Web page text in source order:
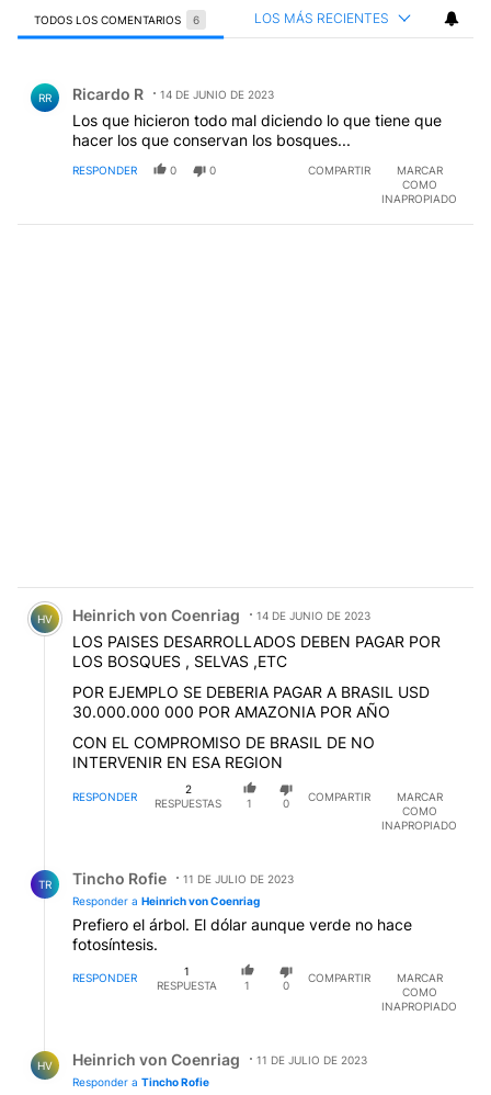
TODOS LOS COMENTARIOS 6 LOS MÁS RECIENTES
RR Ricardo R 14 DE JUNIO DE 2023
Los que hicieron todo mal diciendo lo que tiene que
hacer los que conservan los bosques...
RESPONDER 0 0 COMPARTIR
MARCAR
COMO
INAPROPIADO
Comentario de Heinrich von Coenriag.
HV Heinrich von Coenriag 14 DE JUNIO DE 2023
LOS PAISES DESARROLLADOS DEBEN PAGAR POR
LOS BOSQUES , SELVAS ,ETC
POR EJEMPLO SE DEBERIA PAGAR A BRASIL USD
30.000.000 000 POR AMAZONIA POR AÑO
CON EL COMPROMISO DE BRASIL DE NO
INTERVENIR EN ESA REGION
RESPONDER
2
RESPUESTAS
1 0
COMPARTIR
MARCAR
COMO
INAPROPIADO
TR Tincho Rofie
11 DE JULIO DE 2023
Responder a Heinrich von Coenriag
Prefiero el árbol. El dólar aunque verde no hace
fotosíntesis.
RESPONDER
1
RESPUESTA
1 0
COMPARTIR
MARCAR
COMO
INAPROPIADO
HV Heinrich von Coenriag
11 DE JULIO DE 2023
Responder a Tincho Rofie